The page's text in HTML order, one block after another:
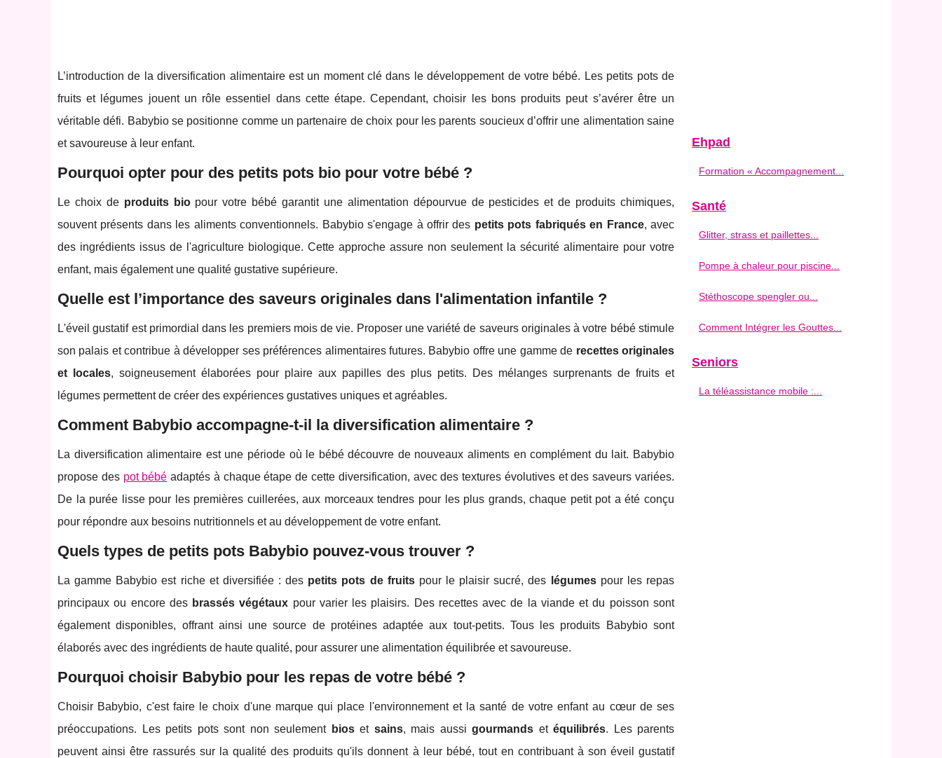
L’introduction de la diversification alimentaire est un moment clé dans le développement de votre bébé. Les petits pots de
fruits et légumes jouent un rôle essentiel dans cette étape. Cependant, choisir les bons produits peut s’avérer être un
véritable défi. Babybio se positionne comme un partenaire de choix pour les parents soucieux d’offrir une alimentation saine
et savoureuse à leur enfant.
Pourquoi opter pour des petits pots bio pour votre bébé ?
Le choix de produits biopour votre bébé garantit une alimentation dépourvue de pesticides et de produits chimiques,
souvent présents dans les aliments conventionnels. Babybio s'engage à offrir des petits pots fabriqués en France, avec
des ingrédients issus de l'agriculture biologique. Cette approche assure non seulement la sécurité alimentaire pour votre
enfant, mais également une qualité gustative supérieure.
Quelle est l’importance des saveurs originales dans l'alimentation infantile ?
L'éveil gustatif est primordial dans les premiers mois de vie. Proposer une variété de saveurs originales à votre bébé stimule
son palais et contribue à développer ses préférences alimentaires futures. Babybio offre une gamme de recettes originales
et locales, soigneusement élaborées pour plaire aux papilles des plus petits. Des mélanges surprenants de fruits et
légumes permettent de créer des expériences gustatives uniques et agréables.
Comment Babybio accompagne-t-il la diversification alimentaire ?
La diversification alimentaire est une période où le bébé découvre de nouveaux aliments en complément du lait. Babybio
propose des pot bébé adaptés à chaque étape de cette diversification, avec des textures évolutives et des saveurs variées.
De la purée lisse pour les premières cuillerées, aux morceaux tendres pour les plus grands, chaque petit pot a été conçu
pour répondre aux besoins nutritionnels et au développement de votre enfant.
Quels types de petits pots Babybio pouvez-vous trouver ?
La gamme Babybio est riche et diversifiée : des petits pots de fruitspour le plaisir sucré, des légumespour les repas
principaux ou encore des brassés végétaux pour varier les plaisirs. Des recettes avec de la viande et du poisson sont
également disponibles, offrant ainsi une source de protéines adaptée aux tout-petits. Tous les produits Babybio sont
élaborés avec des ingrédients de haute qualité, pour assurer une alimentation équilibrée et savoureuse.
Pourquoi choisir Babybio pour les repas de votre bébé ?
Choisir Babybio, c'est faire le choix d'une marque qui place l'environnement et la santé de votre enfant au cœur de ses
préoccupations. Les petits pots sont non seulement bioset sains, mais aussi gourmands et équilibrés. Les parents
peuvent ainsi être rassurés sur la qualité des produits qu'ils donnent à leur bébé, tout en contribuant à son éveil gustatif
Ehpad
Formation « Accompagnement...
Santé
Glitter, strass et paillettes...
Pompe à chaleur pour piscine...
Stéthoscope spengler ou...
Comment Intégrer les Gouttes...
Seniors
La téléassistance mobile :...